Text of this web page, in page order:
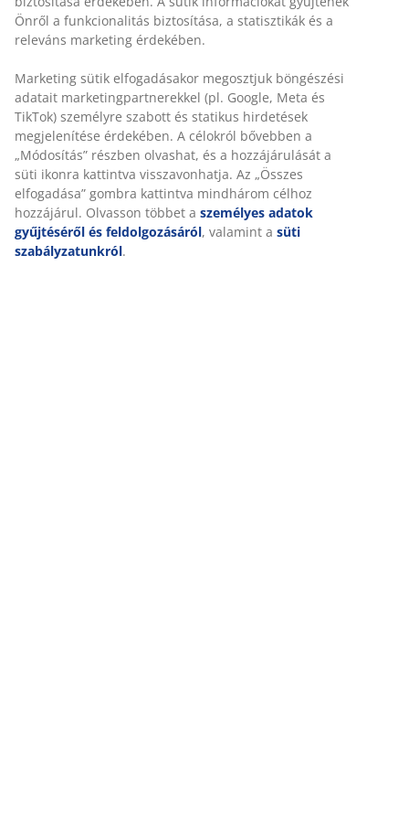
Natúr színű kő gyertyatartó, fényes felülettel. A
jellegzetes, organikus dizájn szoborszerű hatást kelt,
melyet a lágy, hullámos forma határoz meg. ÁTM10 x
MA9 cm
SKU: 4912886
Használati útmutatók és figyelmeztetések
A JYSK-nél sütiket és mobilazonosítókat használunk a
weboldalunkon tett látogatások kellemes élményének
biztosítása érdekében. A sütik információkat gyűjtenek
Önről a funkcionalitás biztosítása, a statisztikák és a
releváns marketing érdekében.
Marketing sütik elfogadásakor megosztjuk böngészési
adatait marketingpartnerekkel (pl. Google, Meta és
TikTok) személyre szabott és statikus hirdetések
megjelenítése érdekében. A célokról bővebben a
„Módosítás” részben olvashat, és a hozzájárulását a süti
ikonra kattintva visszavonhatja. Az „Összes elfogadása”
gombra kattintva mindhárom célhoz hozzájárul. Olvasson
többet a